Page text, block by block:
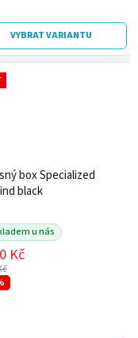
VYBRAT VARIANTU
box Specialized
black
u nás
Kč